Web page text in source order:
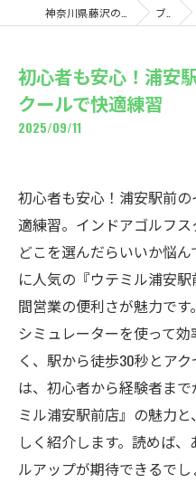
ブログ
初心者も安心！浦安
クールで快適練習
2025/09/11
初心者も安心！浦安駅前
適練習。インドアゴルフス
どこを選んだらいいか悩
に人気の『ウテミル浦安
間営業の便利さが魅力で
シミュレーターを使って
く、駅から徒歩30秒とア
は、初心者から経験者ま
ミル浦安駅前店』の魅力
しく紹介します。読めば
ルアップが期待できるでし